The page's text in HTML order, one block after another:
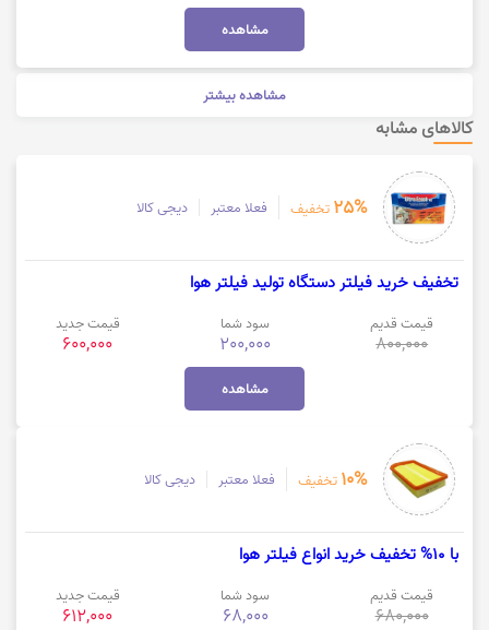
مشاهده
مشاهده بیشتر
کالاهای مشابه
25% تخفیف فعلا معتبر دیجی کالا
تخفیف خرید فیلتر دستگاه تولید فیلتر هوا
قیمت قدیم
800,000
سود شما
200,000
قیمت جدید
600,000
مشاهده
10% تخفیف فعلا معتبر دیجی کالا
با 10% تخفیف خرید انواع فیلتر هوا
قیمت قدیم
680,000
سود شما
68,000
قیمت جدید
612,000